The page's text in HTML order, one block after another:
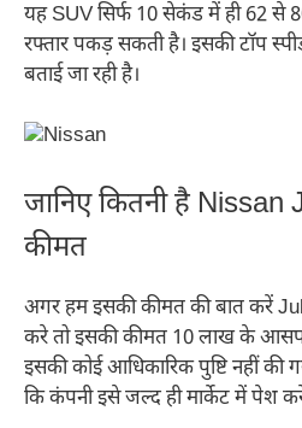
यह SUV सिर्फ 10 सेकंड में ही 62 से
रफ्तार पकड़ सकती है। इसकी टॉप
बताई जा रही है।
जानिए कितनी है Nissan
कीमत
अगर हम इसकी कीमत की बात करें
करे तो इसकी कीमत 10 लाख के
इसकी कोई आधिकारिक पुष्टि नहीं की
कि कंपनी इसे जल्द ही मार्केट में पेश